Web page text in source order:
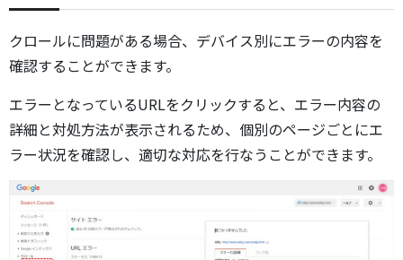
クロールに問題がある場合、デバイス別にエラーの内容を
確認することができます。
エラーとなっているURLをクリックすると、エラー内容の
詳細と対処方法が表示されるため、個別のページごとにエ
ラー状況を確認し、適切な対応を行なうことができます。